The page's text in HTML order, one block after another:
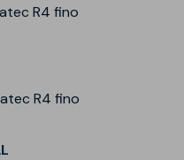
R4 fino
R4 fino